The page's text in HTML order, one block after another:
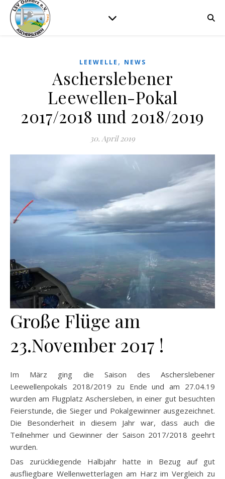
LEEWELLE , NEWS
Ascherslebener
Leewellen-Pokal
2017/2018 und 2018/2019
30. April 2019
Große Flüge am
23.November 2017 !
Im März ging die Saison des Ascherslebener
Leewellenpokals 2018/2019 zu Ende und am 27.04.19
wurden am Flugplatz Aschersleben, in einer gut besuchten
Feierstunde, die Sieger und Pokalgewinner ausgezeichnet.
Die Besonderheit in diesem Jahr war, dass auch die
Teilnehmer und Gewinner der Saison 2017/2018 geehrt
wurden.
Das zurückliegende Halbjahr hatte in Bezug auf gut
ausfliegbare Wellenwetterlagen am Harz im Vergleich zu